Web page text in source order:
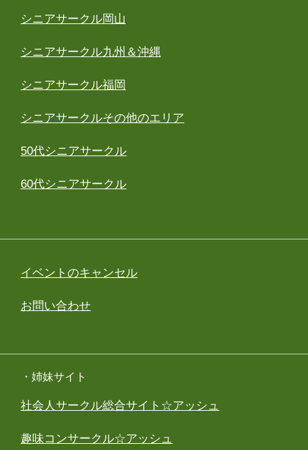
シニアサークル岡山
シニアサークル九州＆沖縄
シニアサークル福岡
シニアサークルその他のエリア
50代シニアサークル
60代シニアサークル
イベントのキャンセル
お問い合わせ
・姉妹サイト
社会人サークル総合サイト☆アッシュ
趣味コンサークル☆アッシュ